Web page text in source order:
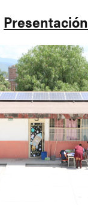
Presentación